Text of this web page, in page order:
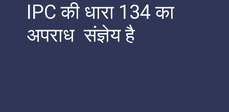
IPC की धारा 134 का
अपराध संज्ञेय है